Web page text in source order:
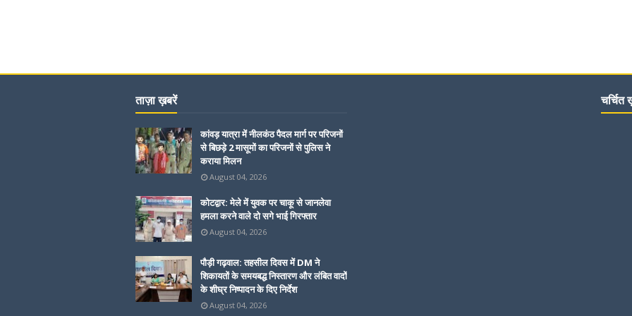
ताज़ा ख़बरें
कांवड़ यात्रा में नीलकंठ पैदल मार्ग पर परिजनों
से बिछड़े 2 मासूमों का परिजनों से पुलिस ने
कराया मिलन
August 04, 2026
कोटद्वार: मेले में युवक पर चाकू से जानलेवा
हमला करने वाले दो सगे भाई गिरफ्तार
August 04, 2026
पौड़ी गढ़वाल: तहसील दिवस में DM ने
शिकायतों के समयबद्ध निस्तारण और लंबित वादों
के शीघ्र निष्पादन के दिए निर्देश
August 04, 2026
चर्चित